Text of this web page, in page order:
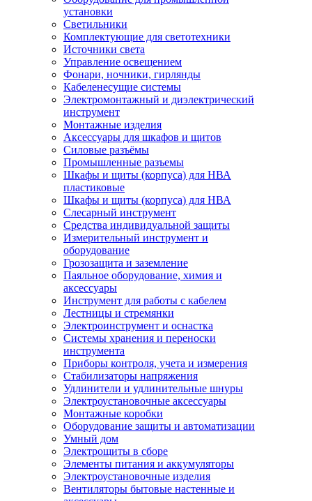
установки
Светильники
Комплектующие для светотехники
Источники света
Управление освещением
Фонари, ночники, гирлянды
Кабеленесущие системы
Электромонтажный и диэлектрический
инструмент
Монтажные изделия
Аксессуары для шкафов и щитов
Силовые разъёмы
Промышленные разъемы
Шкафы и щиты (корпуса) для НВА
пластиковые
Шкафы и щиты (корпуса) для НВА
Слесарный инструмент
Средства индивидуальной защиты
Измерительный инструмент и
оборудование
Грозозащита и заземление
Паяльное оборудование, химия и
аксессуары
Инструмент для работы с кабелем
Лестницы и стремянки
Электроинструмент и оснастка
Системы хранения и переноски
инструмента
Приборы контроля, учета и измерения
Стабилизаторы напряжения
Удлинители и удлинительные шнуры
Электроустановочные аксессуары
Монтажные коробки
Оборудование защиты и автоматизации
Умный дом
Электрощиты в сборе
Элементы питания и аккумуляторы
Электроустановочные изделия
Вентиляторы бытовые настенные и